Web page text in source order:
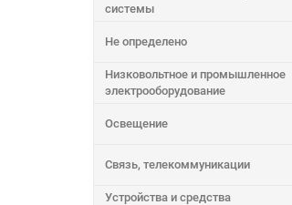
системы
Не определено
Низковольтное и промышленное
электрооборудование
Освещение
Связь, телекоммуникации
Устройства и средства